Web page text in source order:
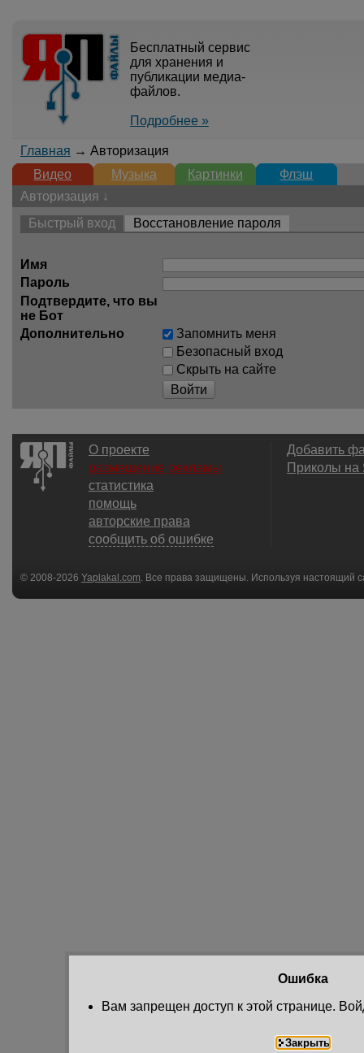
Бесплатный сервис
для хранения и
публикации медиа-
файлов.
Подробнее »
Главная → Авторизация
Видео
Музыка Картинки
Флэш
Авторизация ↓
Быстрый вход
Восстановление пароля
Имя
Пароль
Подтвердите, что вы
не Бот
Дополнительно
Запомнить меня
Безопасный вход
Скрыть на сайте
Войти
О проекте
размещение рекламы
статистика
помощь
авторские права
сообщить об ошибке
Добавить
Приколы
© 2008-2026 Yaplakal.com . Все права защищены. Используя настоящий
соглашения.
Ошибка
Вам запрещен доступ к этой странице.